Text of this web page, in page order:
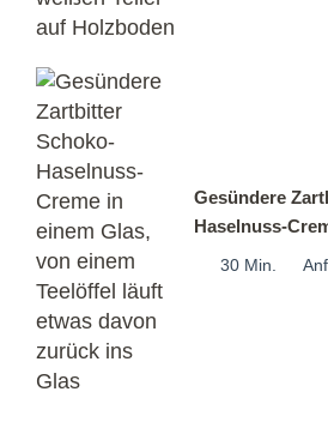
Gesündere
Haselnuss-
30 Min.